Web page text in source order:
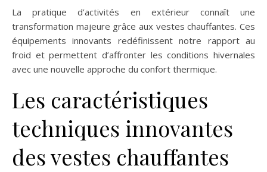
La pratique d’activités en extérieur connaît une
transformation majeure grâce aux vestes chauffantes. Ces
équipements innovants redéfinissent notre rapport au
froid et permettent d’affronter les conditions hivernales
avec une nouvelle approche du confort thermique.
Les caractéristiques
techniques innovantes
des vestes chauffantes